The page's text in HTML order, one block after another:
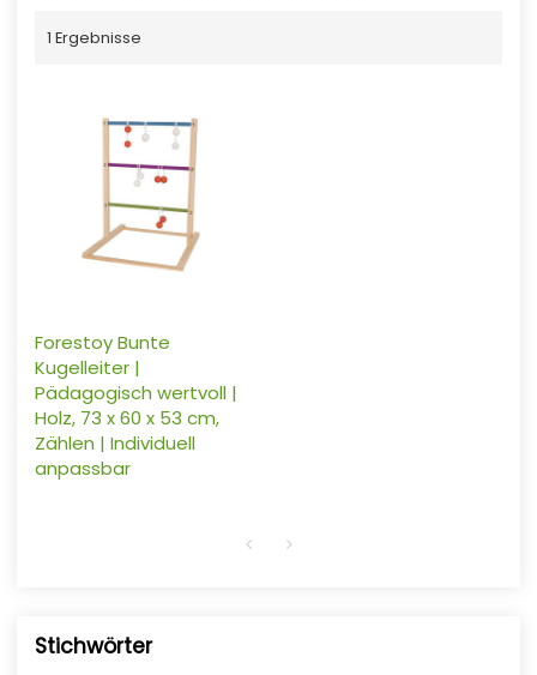
1 Ergebnisse
Forestoy Bunte
Kugelleiter |
Pädagogisch wertvoll |
Holz, 73 x 60 x 53 cm,
Zählen | Individuell
anpassbar
Stichwörter